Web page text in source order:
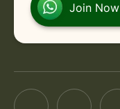
Join Now